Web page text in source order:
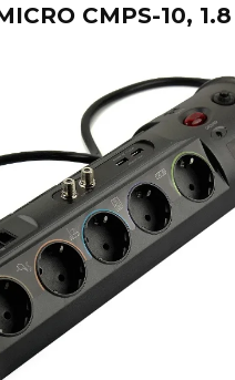
CMPS-10,